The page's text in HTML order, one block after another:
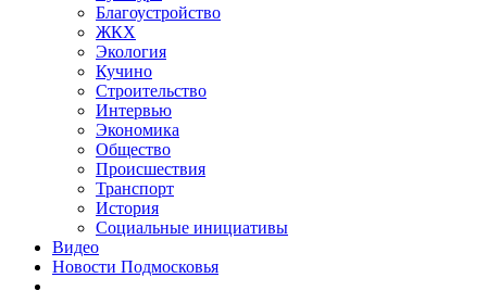
Благоустройство
ЖКХ
Экология
Кучино
Строительство
Интервью
Экономика
Общество
Происшествия
Транспорт
История
Социальные инициативы
Видео
Новости Подмосковья